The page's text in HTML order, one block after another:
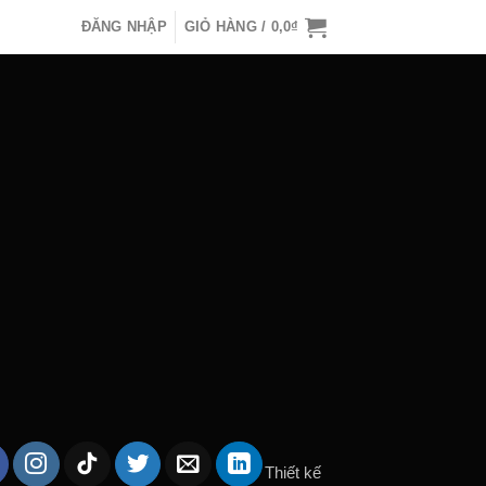
ĐĂNG NHẬP GIỎ HÀNG / 0,0₫
Thiết kế